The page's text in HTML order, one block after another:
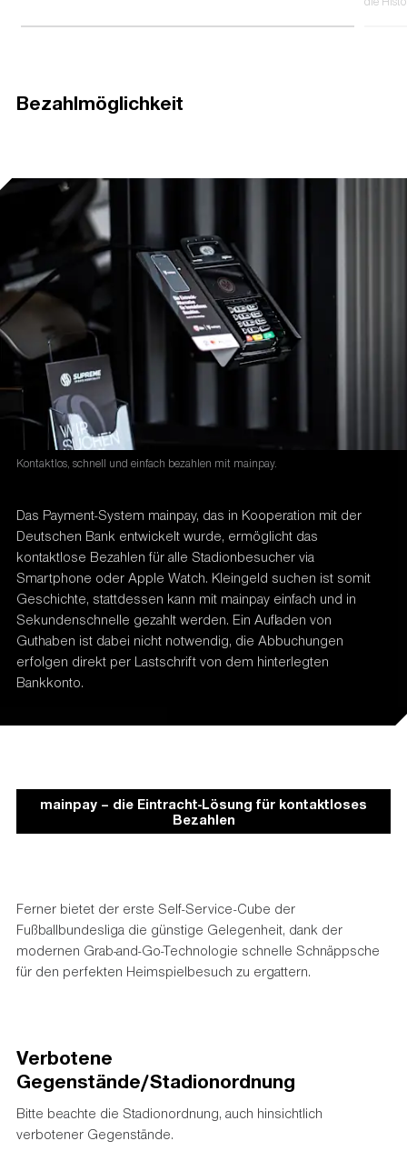
Bezahlmöglichkeit
Kontaktlos, schnell und einfach bezahlen mit mainpay.
Das Payment-System mainpay, das in Kooperation mit der
Deutschen Bank entwickelt wurde, ermöglicht das
kontaktlose Bezahlen für alle Stadionbesucher via
Smartphone oder Apple Watch. Kleingeld suchen ist somit
Geschichte, stattdessen kann mit mainpay einfach und in
Sekundenschnelle gezahlt werden. Ein Aufladen von
Guthaben ist dabei nicht notwendig, die Abbuchungen
erfolgen direkt per Lastschrift von dem hinterlegten
Bankkonto.
mainpay – die Eintracht-Lösung für kontaktloses
Bezahlen
Ferner bietet der erste Self-Service-Cube der
Fußballbundesliga die günstige Gelegenheit, dank der
modernen Grab-and-Go-Technologie schnelle Schnäppsche
für den perfekten Heimspielbesuch zu ergattern.
Verbotene
Gegenstände/Stadionordnung
Bitte beachte die Stadionordnung, auch hinsichtlich
verbotener Gegenstände.